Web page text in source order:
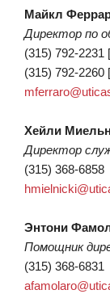
Майкл
Директор по
(315) 792-2231
(315) 792-2260
Хейли
Директор
(315) 368-6858
Энтони
Помощник
(315) 368-6831